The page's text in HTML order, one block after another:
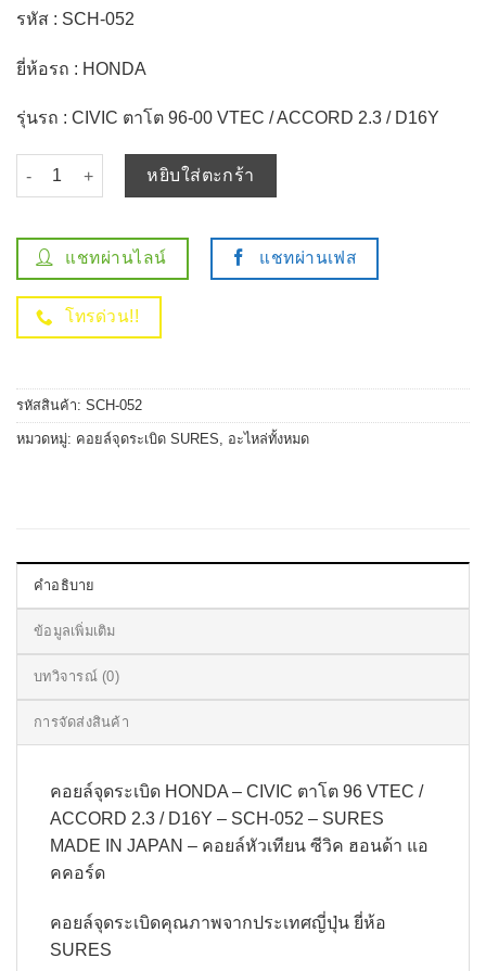
was:
฿790.00.
รหัส : SCH-052
ยี่ห้อรถ : HONDA
รุ่นรถ : CIVIC ตาโต 96-00 VTEC / ACCORD 2.3 / D16Y
จำนวน คอยล์จุดระเบิด HONDA - CIVIC ตาโต VTEC / ACCORD /
หยิบใส่ตะกร้า
แชทผ่านไลน์ แชทผ่านเฟส
โทรด่วน!!
รหัสสินค้า: SCH-052
หมวดหมู่: คอยล์จุดระเบิด SURES อะไหล่ทั้งหมด
คำอธิบาย
ข้อมูลเพิ่มเติม
บทวิจารณ์ (0)
การจัดส่งสินค้า
คอยล์จุดระเบิด HONDA – CIVIC ตาโต 96 VTEC /
ACCORD 2.3 / D16Y – SCH-052 – SURES
MADE IN JAPAN – คอยล์หัวเทียน ซีวิค ฮอนด้า แอ
คคอร์ด
คอยล์จุดระเบิดคุณภาพจากประเทศญี่ปุ่น ยี่ห้อ
SURES